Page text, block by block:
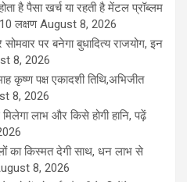
है पैसा खर्च या रहती है मेंटल प्रॉब्लम
लक्षण August 8, 2026
पर बनेगा बुधादित्य राजयोग, इन
8, 2026
कृष्ण पक्ष एकादशी तिथि,अभिजीत
8, 2026
लाभ और किसे होगी हानि, पढ़ें
का किस्मत देगी साथ, धन लाभ से
8, 2026